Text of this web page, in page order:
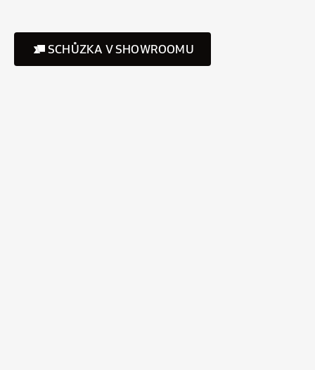
SCHŮZKA V SHOWROOMU